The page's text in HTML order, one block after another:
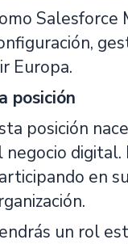
Salesforce
Europa.
posición
posición
negocio
en
un rol